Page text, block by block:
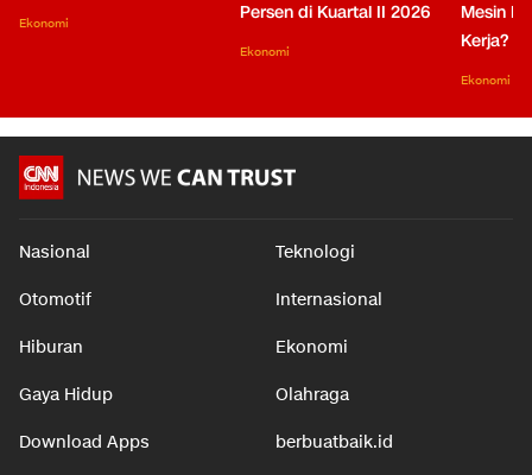
Ekonomi
Persen di Kuartal II 2026
Ekonomi
Mesin
Kerja?
Ekonomi
Nasional Teknologi
Otomotif Internasional
Hiburan Ekonomi
Gaya Hidup Olahraga
Download Apps berbuatbaik.id